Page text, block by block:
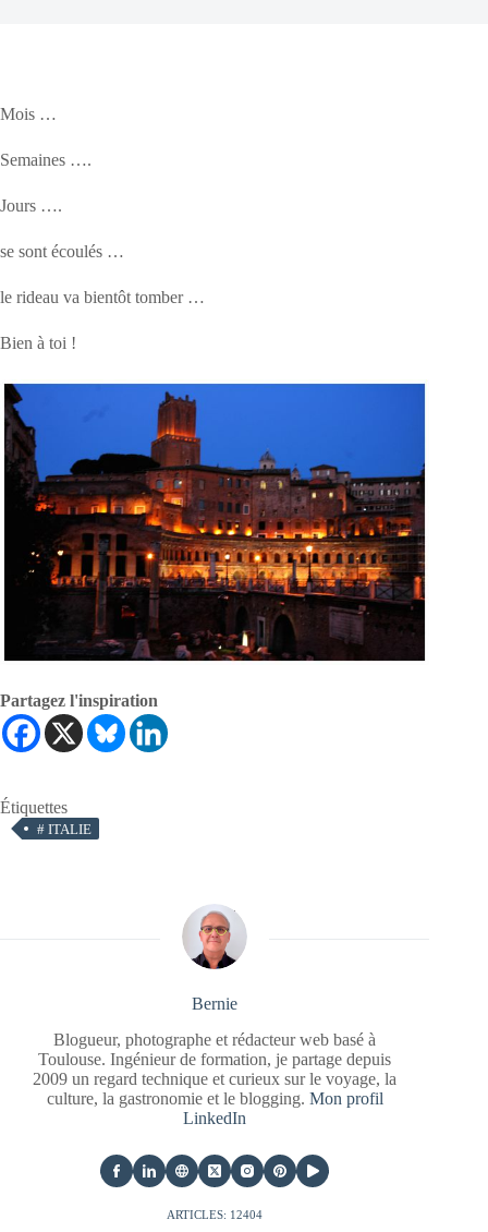
Mois …
Semaines ….
Jours ….
se sont écoulés …
le rideau va bientôt tomber …
Bien à toi !
Partagez l'inspiration
Étiquettes
# ITALIE
Bernie
Blogueur, photographe et rédacteur web basé à
Toulouse. Ingénieur de formation, je partage depuis
2009 un regard technique et curieux sur le voyage, la
culture, la gastronomie et le blogging. Mon profil
LinkedIn
ARTICLES: 12404